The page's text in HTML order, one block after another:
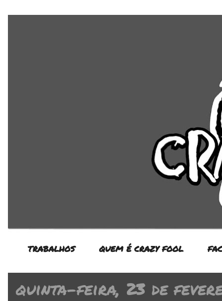
TRABALHOS QUEM É CRAZY FOOL
quinta-feira, 23 de